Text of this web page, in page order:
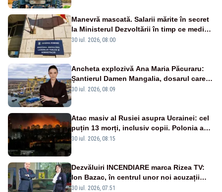
Manevră mascată. Salarii mărite în secret
la Ministerul Dezvoltării în timp ce medicii
ies în stradă
30 iul. 2026, 08:00
Ancheta explozivă Ana Maria Păcuraru:
Șantierul Damen Mangalia, dosarul care
scufundă apărarea României
30 iul. 2026, 08:09
Atac masiv al Rusiei asupra Ucrainei: cel
puțin 13 morți, inclusiv copii. Polonia a
ridicat avioanele de vânătoare
30 iul. 2026, 08:15
Dezvăluiri INCENDIARE marca Rizea TV:
Ion Bazac, în centrul unor noi acuzații
publice
30 iul. 2026, 07:51